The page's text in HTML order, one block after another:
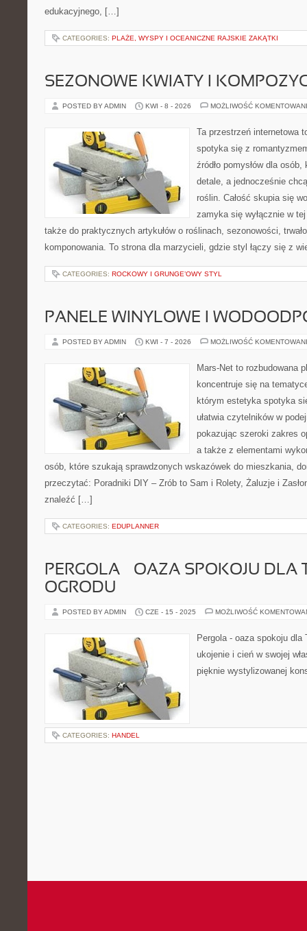
edukacyjnego, […]
CATEGORIES: PLAŻE, WYSPY I OCEANICZNE RAJSKIE ZAKĄTKI
SEZONOWE KWIATY I
POSTED BY ADMIN KWI - 8 - 2026 MOŻLIWOŚĆ
Ta przestrzeń internetowa
spotyka się z
źródło pomysłów dla
detale, a jednocześnie
roślin. Całość skupia się
zamyka się wyłącznie w
także do praktycznych artykułów o roślinach, sezonowości,
komponowania. To strona dla marzycieli, gdzie styl łączy się z
CATEGORIES: ROCKOWY I GRUNGE’OWY STYL
PANELE WINYLOWE I
POSTED BY ADMIN KWI - 7 - 2026 MOŻLIWOŚĆ
Mars-Net to rozbudowana
koncentruje się na
którym estetyka spotyka
ułatwia czytelników w
pokazując szeroki zakres
a także z elementami
osób, które szukają sprawdzonych wskazówek do mieszkania,
przeczytać: Poradniki DIY – Zrób to Sam i Rolety, Żaluzje i
znaleźć […]
CATEGORIES: EDUPLANNER
PERGOLA – OAZA SPOKOJU DLA
OGRODU
POSTED BY ADMIN CZE - 15 - 2025 MOŻLIWOŚĆ
Pergola - oaza spokoju dla
ukojenie i cień w swojej
pięknie wystylizowanej
CATEGORIES: HANDEL